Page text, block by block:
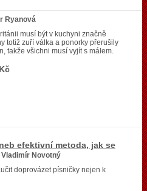
Ryanová
musí být v kuchyni značně
totiž zuří válka a ponorky přerušily
takže všichni musí vyjít s málem.
efektivní metoda, jak se
Vladimír Novotný
doprovázet písničky nejen k